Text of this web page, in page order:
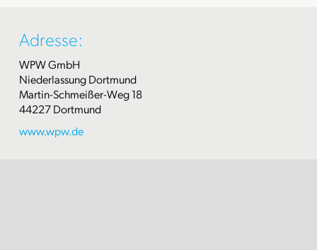
Adresse:
WPW GmbH
Niederlassung Dortmund
Martin-Schmeißer-Weg 18
44227 Dortmund
www.wpw.de